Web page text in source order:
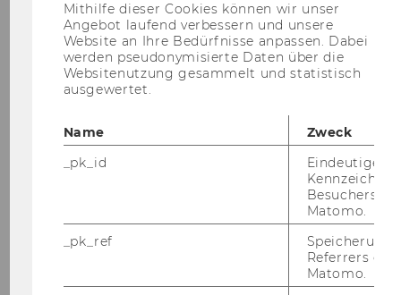
Christian Grünhaus
(ehm. Schober) Wissenschaftlicher Leiter,
Forschungsschwerpunkte: Evaluation, SROI-
Analysen, Finanzierung, Spendenverhalten,
Arbeitszufriedenheit und Motivation,
Altenpflege und –betreuung, Menschen mit
Behinderung bzw. Barrierefreiheit
christian.gruenhaus@wu.ac.at
Mithilfe dieser Cookies können wir unser
Angebot laufend verbessern und unsere
Website an Ihre Bedürfnisse anpassen. Dabei
werden pseudonymisierte Daten über die
Websitenutzung gesammelt und statistisch
ausgewertet.
Name
Zweck
_pk_id
Eindeutige
Besuchers
Matomo.
_pk_ref
Speicherung
Referrers
Matomo.